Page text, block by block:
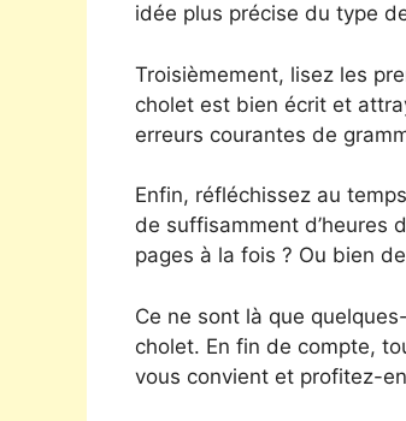
idée plus précise du type
Troisièmement, lisez les
cholet est bien écrit et
erreurs courantes de
Enfin, réfléchissez au
de suffisamment d’heures
pages à la fois ? Ou bien
Ce ne sont là que
cholet. En fin de compte,
vous convient et profitez-